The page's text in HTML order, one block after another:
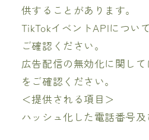
供することがあります。
TikTokイベントAPIについ
ご確認ください。
広告配信の無効化に関して
をご確認ください。
＜提供される項目＞
ハッシュ化した電話番号及